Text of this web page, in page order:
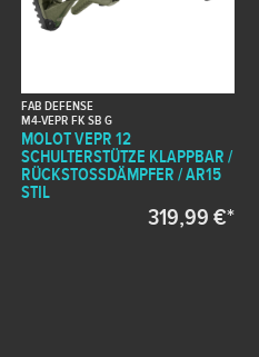
FAB DEFENSE
M4-VEPR FK SB G
MOLOT VEPR 12
SCHULTERSTÜTZE KLAPPBAR /
RÜCKSTOSSDÄMPFER / AR15 S
TIL
319,99 €*